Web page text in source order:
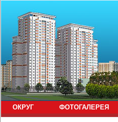
ОКРУГ ФОТОГАЛЕРЕЯ